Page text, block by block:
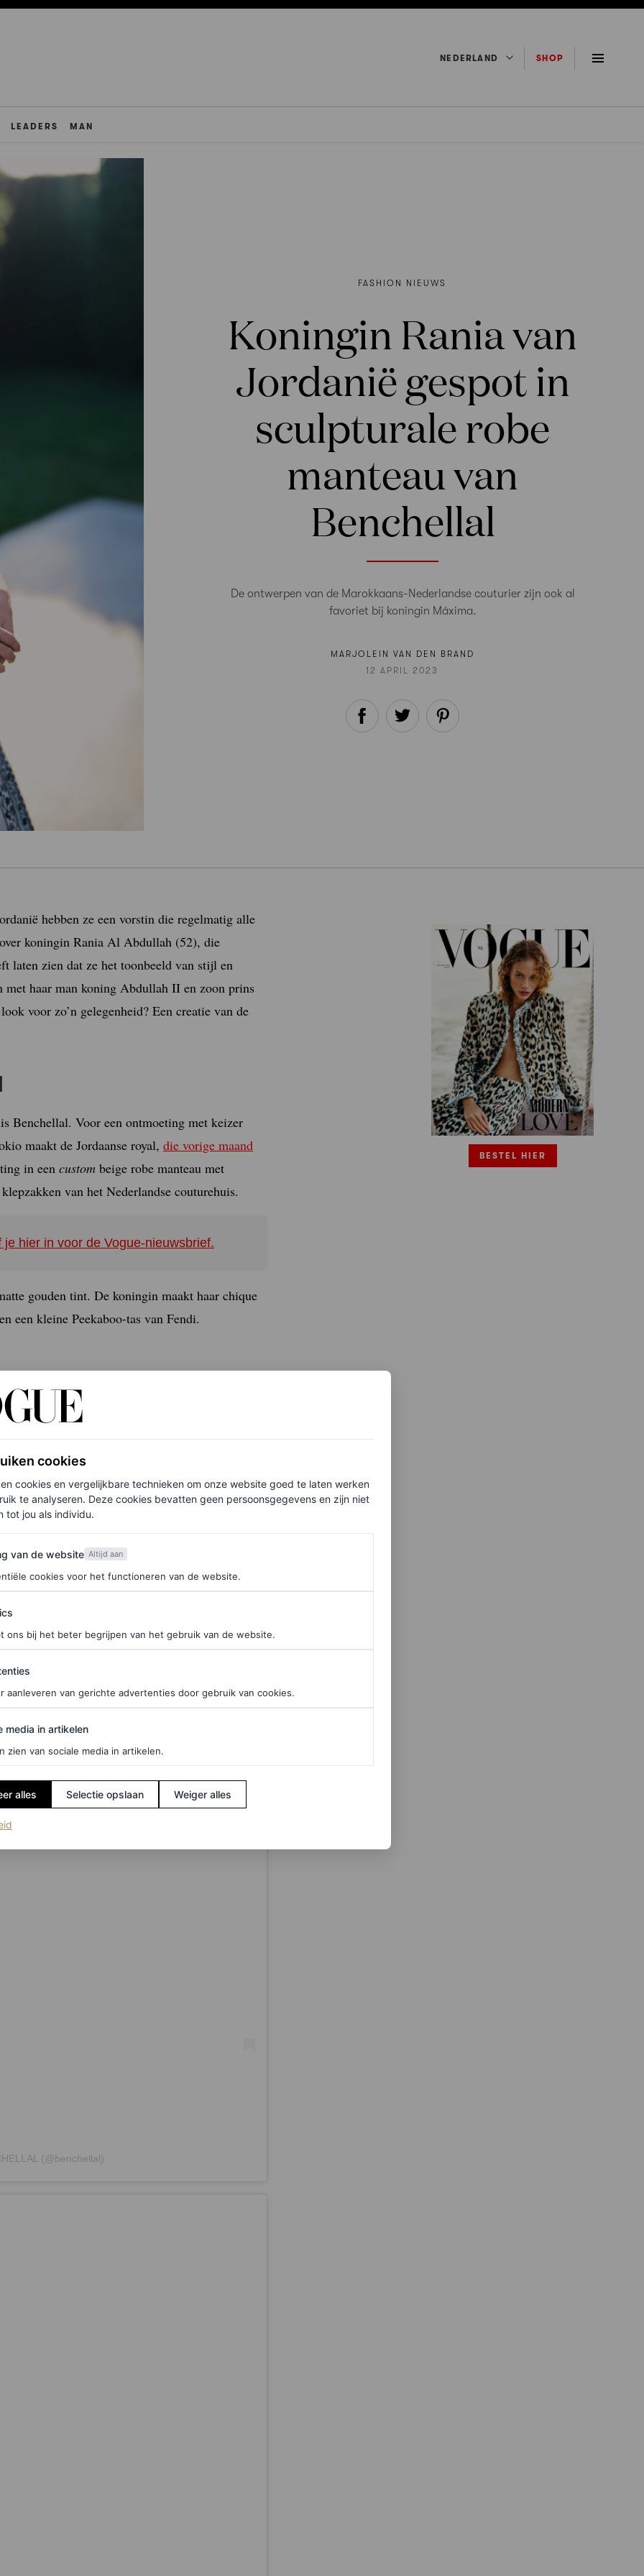
NEDERLAND SHOP
LEADERS MAN
FASHION NIEUWS
Koningin Rania van
Jordanië gespot in
sculpturale robe
manteau van
Benchellal
De ontwerpen van de Marokkaans-Nederlandse couturier zijn ook al
favoriet bij koningin Máxima.
MARJOLEIN VAN DEN BRAND
12 APRIL 2023
hebben ze een vorstin die regelmatig alle
koningin Rania Al Abdullah (52), die
laten zien dat ze het toonbeeld van stijl en
haar man koning Abdullah II en zoon prins
voor zo’n gelegenheid? Een creatie van de
Benchellal. Voor een ontmoeting met keizer
maakt de Jordaanse royal, die vorige maand
in een custom beige robe manteau met
van het Nederlandse couturehuis.
hier in voor de Vogue-nieuwsbrief.
gouden tint. De koningin maakt haar chique
een kleine Peekaboo-tas van Fendi.
exemplaar dat koningin Máxima droeg tijdens
volumineuze kraag waaronder klassieke
is het niet zo gek dat beide koninginnen hun
het ene na het andere succes dankzij zijn
van werken waarbij hij onder meer
(@benchellal)
BESTEL HIER
cookies
cookies en vergelijkbare technieken om onze website goed te laten werken
te analyseren. Deze cookies bevatten geen persoonsgegevens en zijn niet
tot jou als individu.
de website
van de website Altijd aan
cookies voor het functioneren van de website.
ons bij het beter begrijpen van het gebruik van de website.
aanleveren van gerichte advertenties door gebruik van cookies.
in artikelen
media in artikelen
zien van sociale media in artikelen.
alles Selectie opslaan Weiger alles